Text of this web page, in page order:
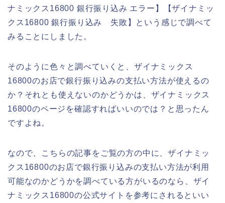
ナミックス16800 銀行振り込み エラー】【ザイナミッ
クス16800 銀行振り込み 失敗】という感じで調べて
みることにしました。
そのように色々と調べていくと、ザイナミックス
16800のお店で銀行振り込みの支払い方法が使えるの
か？それとも使えないのかどうかは、ザイナミックス
16800のページを確認すればいいのでは？と思ったん
ですよね。
なので、こちらの記事をご覧の方の中に、ザイナミッ
クス16800のお店で銀行振り込みの支払い方法が利用
可能なのかどうかを調べている方がいるのなら、ザイ
ナミックス16800の公式サイトを参考にされるといい